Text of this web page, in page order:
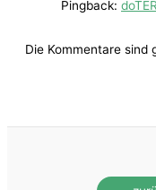
Pingback:
Die Kommentare sind